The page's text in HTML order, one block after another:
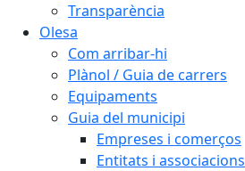
Transparència
Olesa
Com arribar-hi
Plànol / Guia de carrers
Equipaments
Guia del municipi
Empreses i comerços
Entitats i associacions